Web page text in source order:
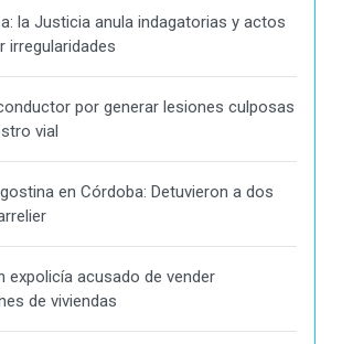
la Justicia anula indagatorias y actos
irregularidades
por generar lesiones culposas
vial
en Córdoba: Detuvieron a dos
expolicía acusado de vender
de viviendas